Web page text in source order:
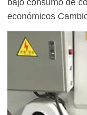
bajo consumo de
económicos